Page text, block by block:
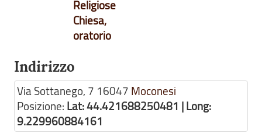
Religiose
Chiesa,
oratorio
Indirizzo
Via Sottanego, 7 16047 Moconesi
Posizione: Lat: 44.421688250481 | Long:
9.229960884161